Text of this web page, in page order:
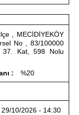
, MECİDİYEKÖY
No , 83/100000
37. Kat, 598 Nolu
: %20
29/10/2026 - 14:30